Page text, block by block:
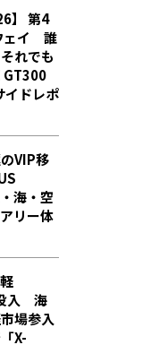
】 第4
ェイ 誰
れでも
GT300
ドレポ
VIP移
海・空
リー体
入 海
場参入
X-